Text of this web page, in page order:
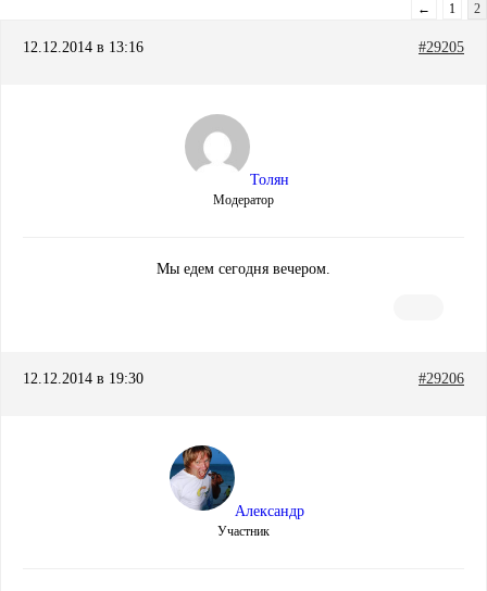
← 1 2
12.12.2014 в 13:16 #29205
Толян
Модератор
Мы едем сегодня вечером.
12.12.2014 в 19:30 #29206
Александр
Участник